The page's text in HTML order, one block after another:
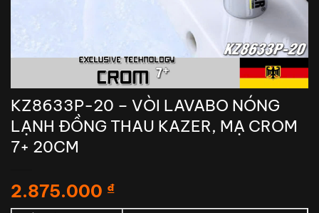
KZ8633P-20 – VÒI LAVABO NÓNG
LẠNH ĐỒNG THAU KAZER, MẠ CROM
7+ 20CM
2.875.000 ₫